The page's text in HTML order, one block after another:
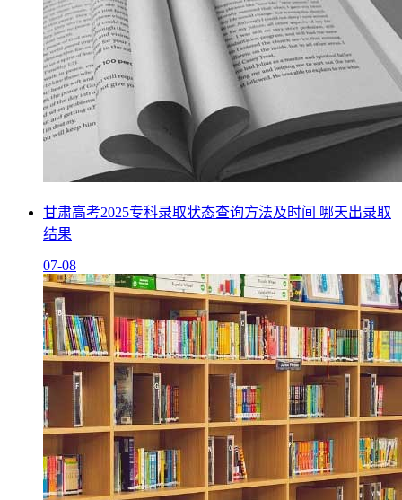
甘肃高考2025专科录取状态查询方法及时间 哪天出录取
结果
07-08